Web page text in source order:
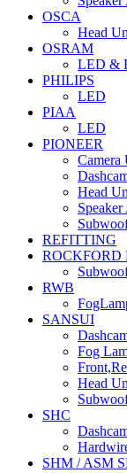
OSCA
Head
OSRAM
LED &
PHILIPS
LED
PIAA
LED
PIONEER
Camera
Head
REFITTING
ROCKFORD
RWB
SANSUI
Fog
Head
SHC
SHM / ASM